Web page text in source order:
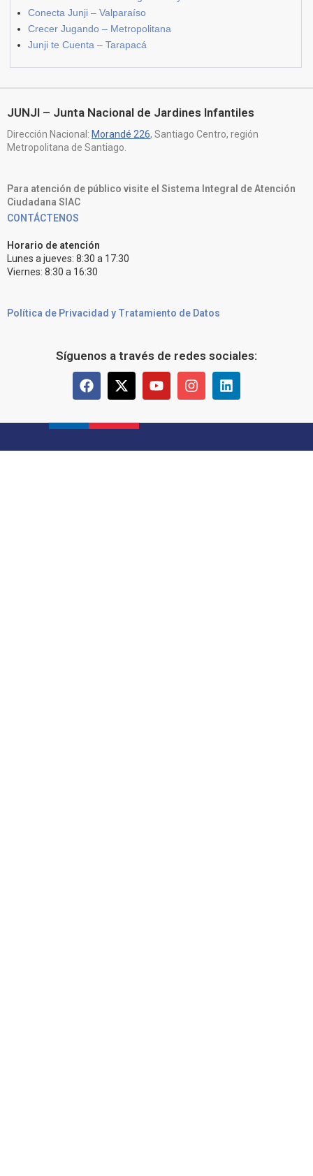
Conecta Junji – Valparaíso
Crecer Jugando – Metropolitana
Junji te Cuenta – Tarapacá
JUNJI – Junta Nacional de Jardines Infantiles
Dirección Nacional: Morandé 226, Santiago Centro, región
Metropolitana de Santiago.
Para atención de público visite el Sistema Integral de Atención
Ciudadana SIAC
CONTÁCTENOS
Horario de atención
Lunes a jueves: 8:30 a 17:30
Viernes: 8:30 a 16:30
Política de Privacidad y Tratamiento de Datos
Síguenos a través de redes sociales: